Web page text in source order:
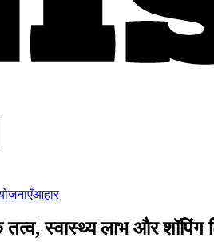
आहार
स्वास्थ्य लाभ और शॉपिंग